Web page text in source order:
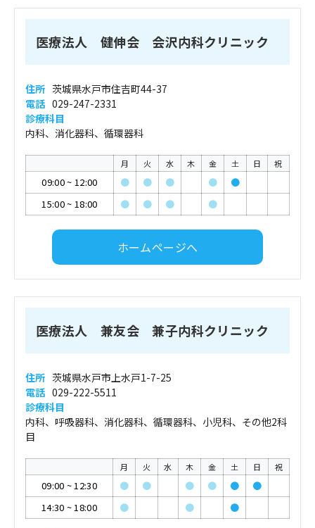
医療法人 健伸会 会沢内科クリニック
住所 茨城県水戸市住吉町44-37
電話 029-247-2331
診療科目
内科、消化器科、循環器科
月 火 水 木 金 土 日 祝
09:00~ 12:00 ● ● ● ●
●
15:00~ 18:00 ● ● ● ●
ホームページへ
医療法人 兼友会 兼子内科クリニック
住所 茨城県水戸市上水戸1-7-25
電話 029-222-5511
診療科目
内科、呼吸器科、消化器科、循環器科、小児科、その他2科
目
月 火 水 木 金 土 日 祝
09:00 ~12:30 ● ● ● ● ●
●
14:30 ~18:00 ● ● ●